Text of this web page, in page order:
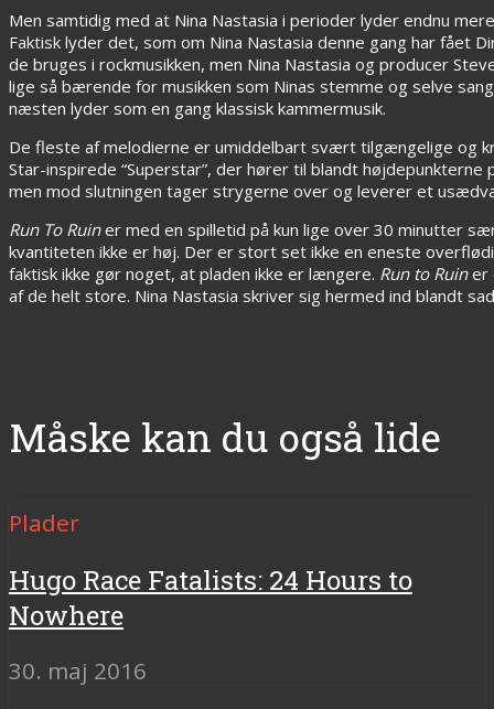
Men samtidig med at Nina Nastasia i perioder lyder endnu
Faktisk lyder det, som om Nina Nastasia denne gang har fået
de bruges i rockmusikken, men Nina Nastasia og producer
lige så bærende for musikken som Ninas stemme og selve
næsten lyder som en gang klassisk kammermusik.
De fleste af melodierne er umiddelbart svært tilgængelige og
Star-inspirede “Superstar”, der hører til blandt
men mod slutningen tager strygerne over og leverer et
Run To Ruiner med en spilletid på kun lige over 30 minutter
kvantiteten ikke er høj. Der er stort set ikke en eneste
faktisk ikke gør noget, at pladen ikke er længere. Run to Ruiner
af de helt store. Nina Nastasia skriver sig hermed ind blandt
Måske kan du også lide
Plader
Hugo Race Fatalists: 24 Hours to
Nowhere
30. maj 2016